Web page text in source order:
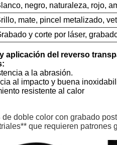
negro, naturaleza, rojo,
mate, pincel metalizado,
y corte por láser,
aplicación del reverso
a la abrasión.
al impacto y buena
resistente al calor
de doble color con grabado
que requieren patrones